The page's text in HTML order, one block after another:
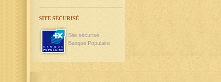
SITE SÉCURISÉ
Site sécurisé
Banque Populaire